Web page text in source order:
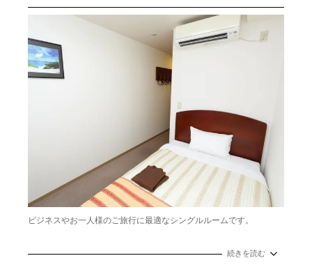
ビジネスやお一人様のご旅行に最適なシングルルームです。
続きを読む